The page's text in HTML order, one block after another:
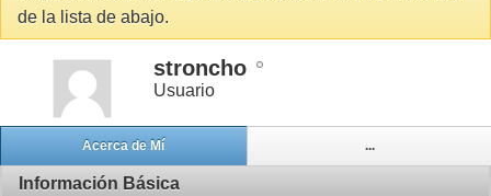
de la lista de abajo.
stroncho
Usuario
Acerca de Mí ...
Información Básica